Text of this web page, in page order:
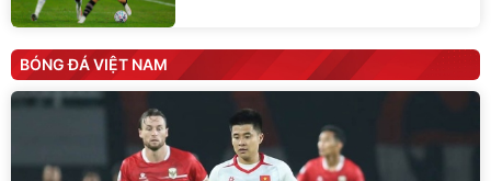
BÓNG ĐÁ VIỆT NAM